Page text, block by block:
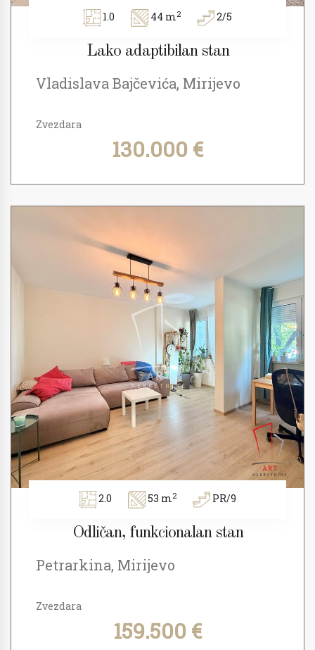
1.0 44 m2 2/5
Lako adaptibilan stan
Vladislava Bajčevića, Mirijevo
Zvezdara
130.000 €
2.0 53 m2 PR/9
Odličan, funkcionalan stan
Petrarkina, Mirijevo
Zvezdara
159.500 €